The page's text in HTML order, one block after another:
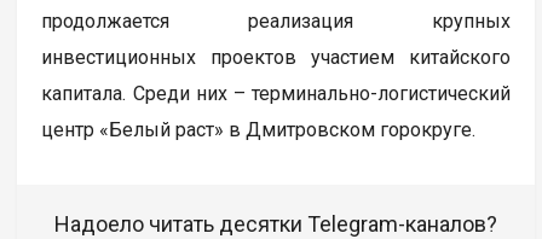
продолжается реализация крупных
инвестиционных проектов участием китайского
капитала. Среди них – терминально-логистический
центр «Белый раст» в Дмитровском горокруге.
Надоело читать десятки Telegram-каналов?